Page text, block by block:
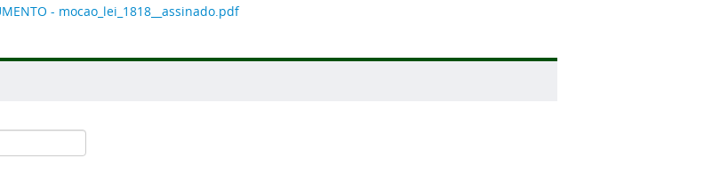
- mocao_lei_1818__assinado.pdf